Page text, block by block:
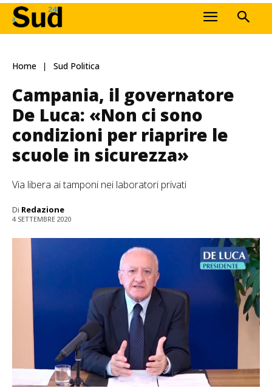
Home Sud Politica
Campania, il governatore
De Luca: «Non ci sono
condizioni per riaprire le
scuole in sicurezza»
Via libera ai tamponi nei laboratori privati
Di Redazione
4 SETTEMBRE 2020